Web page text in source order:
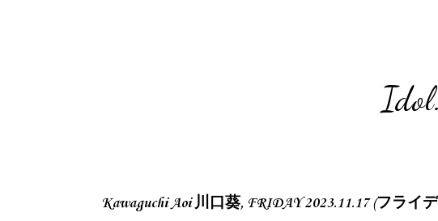
Kawaguchi Aoi 川口葵, FRIDAY 2023.11.17 (フライ